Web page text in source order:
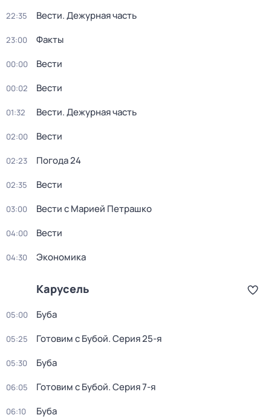
22:35 Вести. Дежурная часть
23:00 Факты
00:00 Вести
00:02 Вести
01:32 Вести. Дежурная часть
02:00 Вести
02:23 Погода 24
02:35 Вести
03:00 Вести с Марией Петрашко
04:00 Вести
04:30 Экономика
Карусель
05:00 Буба
05:25 Готовим с Бубой. Серия 25-я
05:30 Буба
06:05 Готовим с Бубой. Серия 7-я
06:10 Буба